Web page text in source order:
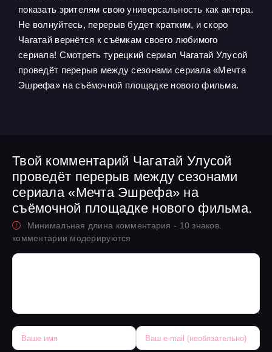
показать зрителям свою универсальность как актера.
Не волнуйтесь, перерыв будет кратким, и скоро
Чагатай вернётся к съёмкам своего любимого
сериала! Смотреть турецкий сериал Чагатай Улусой
проведёт перерыв между сезонами сериала «Мечта
Эшрефа» на съёмочной площадке нового фильма.
Твой комментарий Чагатай Улусой
проведёт перерыв между сезонами
сериала «Мечта Эшрефа» на
съёмочной площадке нового фильма.
Минимальная длина комментария - 10 знаков.
комментарии модерируются